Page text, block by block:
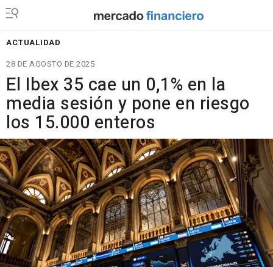
ACTUALIDAD
28 DE AGOSTO DE 2025
El Ibex 35 cae un 0,1% en la
media sesión y pone en riesgo
los 15.000 enteros